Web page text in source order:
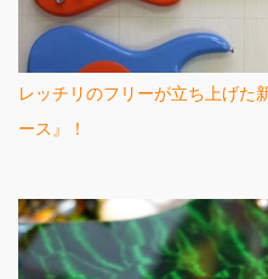
レッチリのフリーが立ち上げた
ース』！